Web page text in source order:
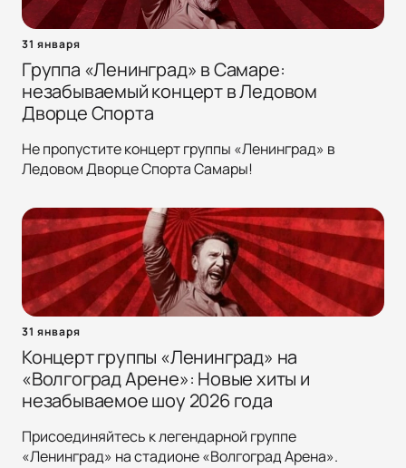
31 января
Группа «Ленинград» в Самаре:
незабываемый концерт в Ледовом
Дворце Спорта
Не пропустите концерт группы «Ленинград» в
Ледовом Дворце Спорта Самары!
31 января
Концерт группы «Ленинград» на
«Волгоград Арене»: Новые хиты и
незабываемое шоу 2026 года
Присоединяйтесь к легендарной группе
«Ленинград» на стадионе «Волгоград Арена».